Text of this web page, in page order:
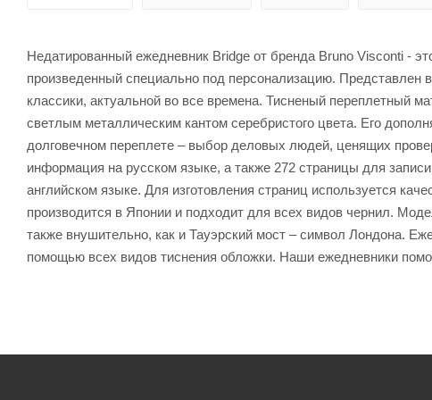
Недатированный ежедневник Bridge от бренда Bruno Visconti -
произведенный специально под персонализацию.
классики, актуальной во все времена. Тисненый переплетный
светлым металлическим кантом серебристого цвета. Его
долговечном переплете – выбор деловых людей, ценящих
информация на русском языке, а также 272 страницы для
английском языке. Для изготовления страниц используется
производится в Японии и подходит для всех видов чернил.
также внушительно, как и Тауэрский мост – символ Лондона.
помощью всех видов тиснения обложки. Наши ежедневники